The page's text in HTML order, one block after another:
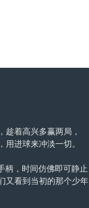
趁着高兴多赢两局，
进球来冲淡一切。
柄，时间仿佛即可静止
又看到当初的那个少年